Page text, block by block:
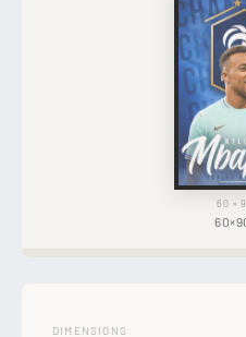
60 ×
DIMENSIONS